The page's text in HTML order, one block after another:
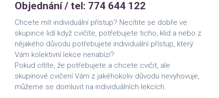
Objednání / tel: 774 644 122
Chcete mít individuální přístup? Necítite se dobře ve
skupince lidí když cvičíte, potřebujete ticho, klid a nebo z
nějakého důvodu potřebujete individuální přístup, který
Vám kolektivní lekce nenabízí?
Pokud cítíte, že potřebujete a chcete cvičit, ale
skupinové cvičení Vám z jakéhokoliv důvodu nevyhovuje,
můžeme se domluvit na individuálních lekcích.